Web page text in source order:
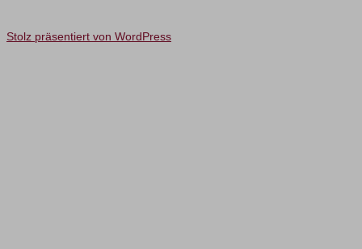
Stolz präsentiert von WordPress